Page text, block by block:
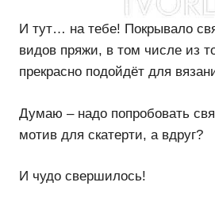
И тут… на тебе! Покрывало
видов пряжи, в том числе из
прекрасно подойдёт для
Думаю – надо попробовать
мотив для скатерти, а вдруг?
И чудо свершилось!